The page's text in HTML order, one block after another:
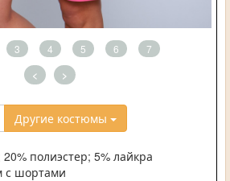
3 4 5 6 7
< >
Другие костюмы
20% полиэстер; 5% лайкра
с шортами